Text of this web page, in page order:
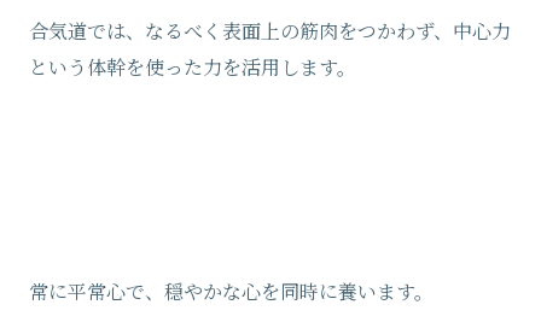
合気道では、なるべく表面上の筋肉をつかわず、中心力
という体幹を使った力を活用します。
常に平常心で、穏やかな心を同時に養います。